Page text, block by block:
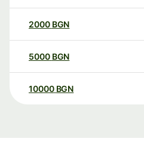
2000 BGN
5000 BGN
10000 BGN